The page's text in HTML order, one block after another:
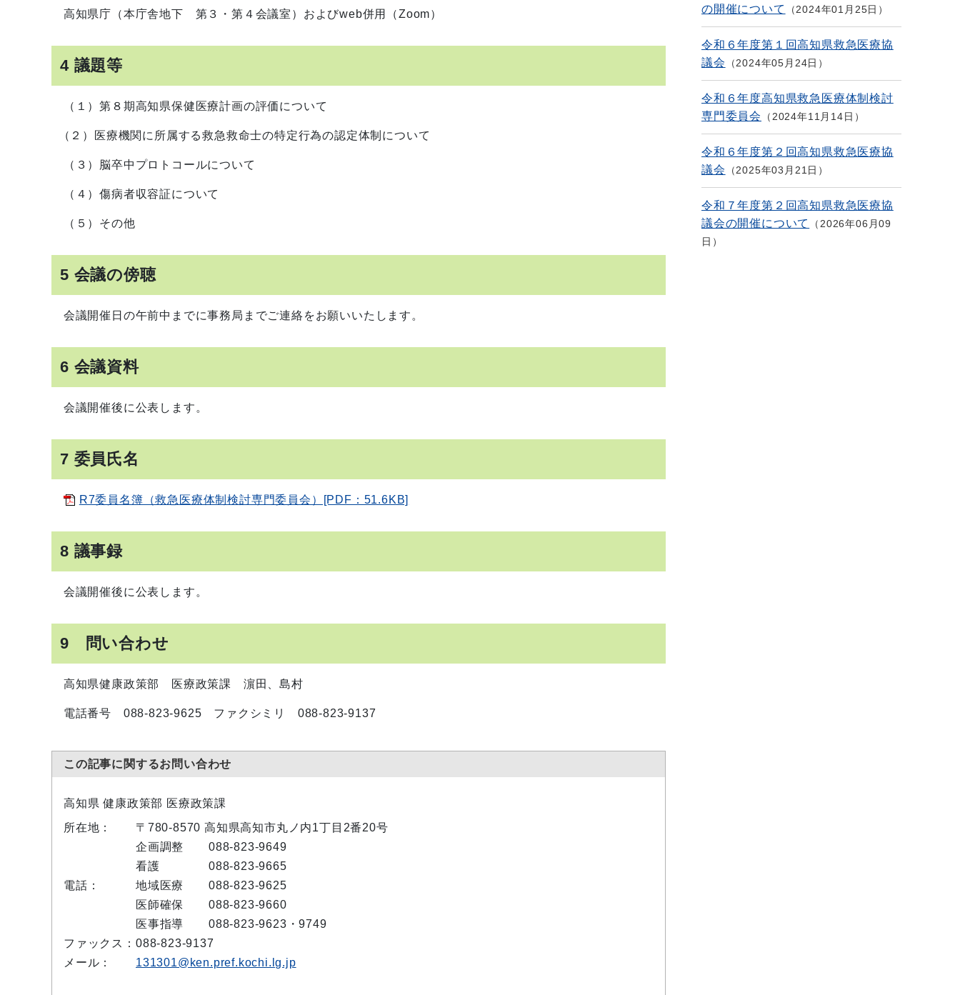
高知県庁（本庁舎地下 第３・第４会議室）およびweb併用（Zoom）
4 議題等
（１）第８期高知県保健医療計画の評価について
（２）医療機関に所属する救急救命士の特定行為の認定体制について
（３）脳卒中プロトコールについて
（４）傷病者収容証について
（５）その他
5 会議の傍聴
会議開催日の午前中までに事務局までご連絡をお願いいたします。
6 会議資料
会議開催後に公表します。
7 委員氏名
R7委員名簿（救急医療体制検討専門委員会）[PDF：51.6KB]
8 議事録
会議開催後に公表します。
9 問い合わせ
高知県健康政策部 医療政策課 濵田、島村
電話番号 088-823-9625 ファクシミリ 088-823-9137
この記事に関するお問い合わせ
高知県 健康政策部 医療政策課
所在地：
〒780-8570 高知県高知市丸ノ内1丁目2番20号
電話：
企画調整
088-823-9649
看護
088-823-9665
地域医療
088-823-9625
医師確保
088-823-9660
医事指導
088-823-9623・9749
ファックス： 088-823-9137
メール：
131301@ken.pref.kochi.lg.jp
の開催について
2024年01月25日
令和６年度第１回高知県救急医療協
議会
2024年05月24日
令和６年度高知県救急医療体制検討
専門委員会
2024年11月14日
令和６年度第２回高知県救急医療協
議会
2025年03月21日
令和７年度第２回高知県救急医療協
議会の開催について
2026年06月09
日